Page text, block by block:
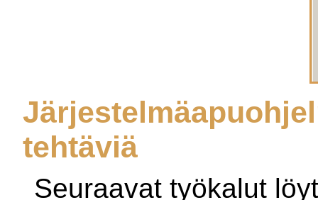
tehtäviä
Seuraavat työkalut